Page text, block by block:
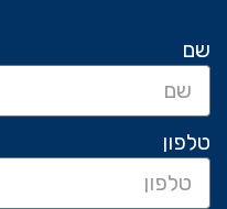
שם
טלפון